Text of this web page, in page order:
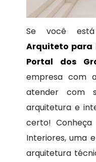
Se você
Arquiteto para
Portal dos
empresa com
atender com
arquitetura e
certo!
Interiores, uma
arquitetura